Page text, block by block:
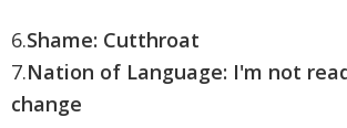
6.Shame: Cutthroat
7.Nation of Language: I'm not
change